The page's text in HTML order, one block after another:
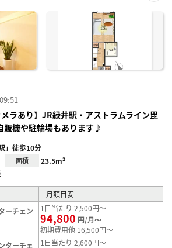
に入
メラあり】JR緑井駅・アストラムライン毘
販機や駐輪場もあります♪
」徒歩10分
面積 23.5m²
月額目安
ーチェン
1日当たり 2,500円～
94,800 円/月～
初期費用他 16,500円～
ターチェ
1日当たり 2,600円～